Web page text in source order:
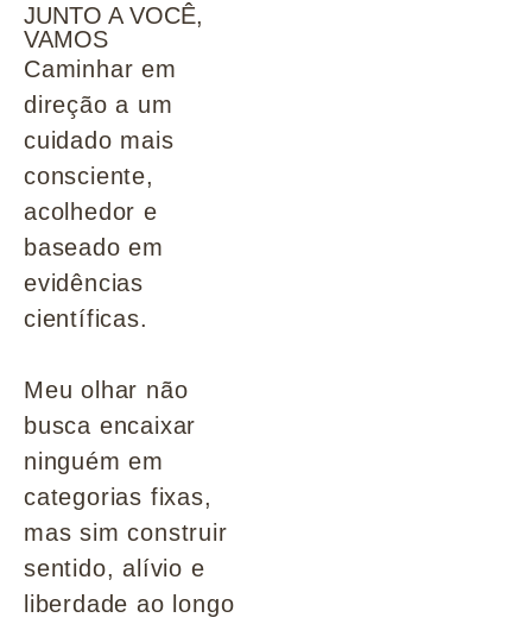
JUNTO A VOCÊ,
VAMOS
Caminhar em
direção a um
cuidado mais
consciente,
acolhedor e
baseado em
evidências
científicas.
Meu olhar não
busca encaixar
ninguém em
categorias fixas,
mas sim construir
sentido, alívio e
liberdade ao longo